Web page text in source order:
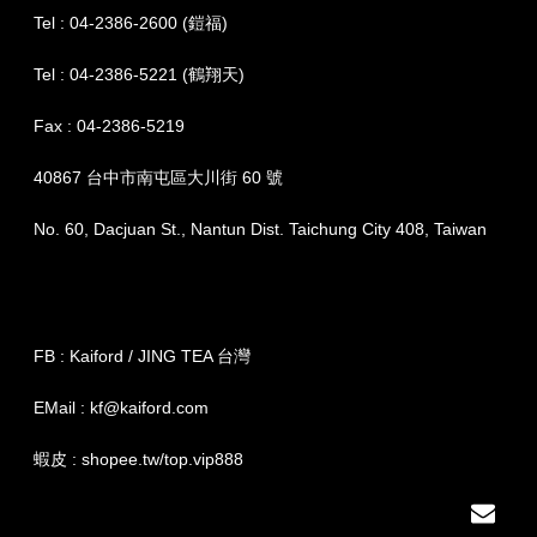
Tel : 04-2386-2600 (鎧福)
Tel : 04-2386-5221 (鶴翔天)
Fax : 04-2386-5219
40867 台中市南屯區大川街 60 號
No. 60, Dacjuan St., Nantun Dist. Taichung City 408, Taiwan
FB : Kaiford / JING TEA 台灣
EMail : kf@kaiford.com
蝦皮 : shopee.tw/top.vip888